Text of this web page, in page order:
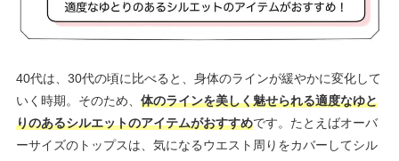
40代は、30代の頃に比べると、身体のラインが緩やかに変化して
いく時期。そのため、 体のラインを美しく魅せられる適度なゆと
りのあるシルエットのアイテムがおすすめです。たとえばオーバ
ーサイズのトップスは、気になるウエスト周りをカバーしてシル